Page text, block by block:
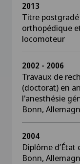
2013
Titre
orthopédique
locomoteur
2002 - 2006
Travaux de
(doctorat) en
l'anesthésie
Bonn,
2004
Diplôme
Bonn,